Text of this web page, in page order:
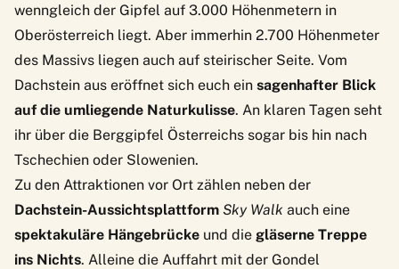
wenngleich der Gipfel auf 3.000 Höhenmetern in
Oberösterreich liegt. Aber immerhin 2.700 Höhenmeter
des Massivs liegen auch auf steirischer Seite. Vom
Dachstein aus eröffnet sich euch ein sagenhafter Blick
auf die umliegende Naturkulisse. An klaren Tagen seht
ihr über die Berggipfel Österreichs sogar bis hin nach
Tschechien oder Slowenien.
Zu den Attraktionen vor Ort zählen neben der
Dachstein-Aussichtsplattform Sky Walk auch eine
spektakuläre Hängebrücke und die gläserne Treppe
ins Nichts. Alleine die Auffahrt mit der Gondel